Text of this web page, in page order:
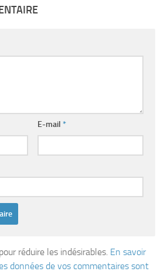
E-mail *
réduire les indésirables. En savoir
données de vos commentaires sont